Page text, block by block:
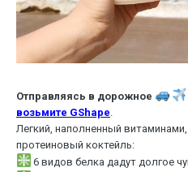
Отправляясь в дорожное
возьмите GShape.
Легкий, наполненный
протеиновый коктейль:
6 видов белка дадут долгое